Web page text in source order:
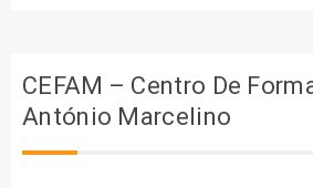
CEFAM – Centro De
António Marcelino